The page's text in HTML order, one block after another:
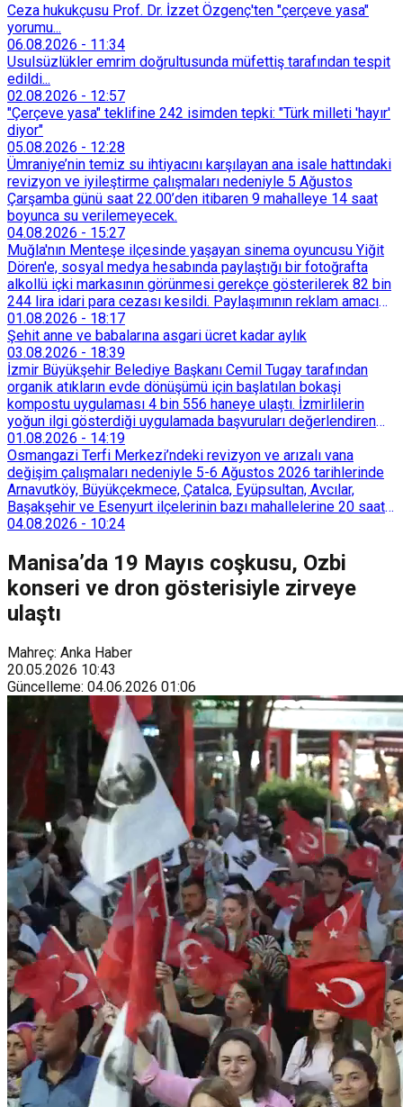
Ceza hukukçusu Prof. Dr. İzzet Özgenç'ten "çerçeve yasa"
yorumu...
06.08.2026 - 11:34
Usulsüzlükler emrim doğrultusunda müfettiş tarafından tespit
edildi...
02.08.2026 - 12:57
"Çerçeve yasa" teklifine 242 isimden tepki: "Türk milleti 'hayır'
diyor"
05.08.2026 - 12:28
Ümraniye’nin temiz su ihtiyacını karşılayan ana isale hattındaki
revizyon ve iyileştirme çalışmaları nedeniyle 5 Ağustos
Çarşamba günü saat 22.00’den itibaren 9 mahalleye 14 saat
boyunca su verilemeyecek.
04.08.2026 - 15:27
Muğla'nın Menteşe ilçesinde yaşayan sinema oyuncusu Yiğit
Dören'e, sosyal medya hesabında paylaştığı bir fotoğrafta
alkollü içki markasının görünmesi gerekçe gösterilerek 82 bin
244 lira idari para cezası kesildi. Paylaşımının reklam amacı
taşımadığını savunan Dören, cezanın iptali için yargıya
başvurdu.
01.08.2026 - 18:17
Şehit anne ve babalarına asgari ücret kadar aylık
03.08.2026 - 18:39
İzmir Büyükşehir Belediye Başkanı Cemil Tugay tarafından
organik atıkların evde dönüşümü için başlatılan bokaşi
kompostu uygulaması 4 bin 556 haneye ulaştı. İzmirlilerin
yoğun ilgi gösterdiği uygulamada başvuruları değerlendiren
Tarımsal Hizmetler Dairesi Başkanlığı, farklı ilçelerde toplam
128 bokaşi kompost eğitimi düzenleyerek İzmirlileri
sürdürülebilir atık yönetimi sistemine dahil etti.
01.08.2026 - 14:19
Osmangazi Terfi Merkezi’ndeki revizyon ve arızalı vana
değişim çalışmaları nedeniyle 5-6 Ağustos 2026 tarihlerinde
Arnavutköy, Büyükçekmece, Çatalca, Eyüpsultan, Avcılar,
Başakşehir ve Esenyurt ilçelerinin bazı mahallelerine 20 saat
süreyle su verilemeyecek.
04.08.2026 - 10:24
Manisa’da 19 Mayıs coşkusu, Ozbi
konseri ve dron gösterisiyle zirveye
ulaştı
Mahreç: Anka Haber
20.05.2026 10:43
Güncelleme: 04.06.2026 01:06